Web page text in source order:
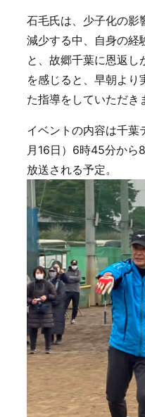
石毛氏は、少子化の影
減少する中、自身の経
と、故郷千葉に恩返
を感じると、早朝より
た指導をしていただき
イベントの内容は千葉
月16日）6時45分から
放送される予定。